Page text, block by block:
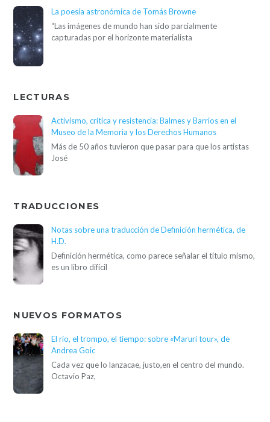
La poesía astronómica de Tomás Browne
“Las imágenes de mundo han sido parcialmente
capturadas por el horizonte materialista
LECTURAS
Activismo, crítica y resistencia: Balmes y Barrios en el
Museo de la Memoria y los Derechos Humanos
Más de 50 años tuvieron que pasar para que los artistas
José
TRADUCCIONES
Notas sobre una traducción de Definición hermética, de
H.D.
Definición hermética, como parece señalar el título mismo,
es un libro difícil
NUEVOS FORMATOS
El río, el trompo, el tiempo: sobre «Maruri tour», de
Andrea Goic
Cada vez que lo lanzacae, justo,en el centro del mundo.
Octavio Paz,